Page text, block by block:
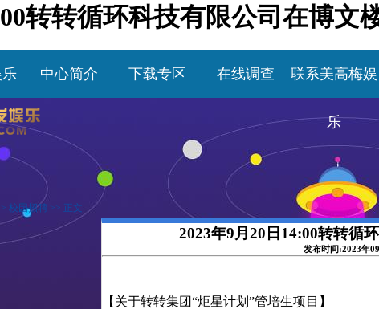
转转循环科技有限公司在博文
中心简介 下载专区 在线调查 联系美高梅娱
乐
校园招聘 >> 正文
2023年9月20日14:00转转循
发布时间:2023年
【关于转转集团“炬星计划”管培生项目】